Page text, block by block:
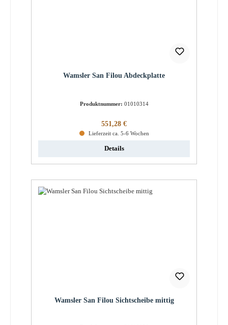
Wamsler San Filou Abdeckplatte
Produktnummer: 01010314
Regulärer Preis:
551,28 €
Lieferzeit ca. 5-6 Wochen
Details
Wamsler San Filou Sichtscheibe mittig